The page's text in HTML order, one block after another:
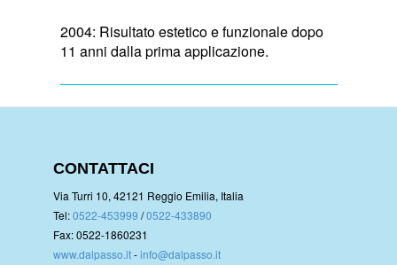
2004: Risultato estetico e funzionale dopo
11 anni dalla prima applicazione.
CONTATTACI
Via Turri 10, 42121 Reggio Emilia, Italia
Tel:0522-453999 /0522-433890
Fax: 0522-1860231
www.dalpasso.it-info@dalpasso.it